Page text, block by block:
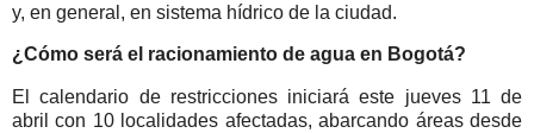
y, en general, en sistema hídrico de la ciudad.
¿Cómo será el racionamiento de agua en Bogotá?
El calendario de restricciones iniciará este jueves 11 de
abril con 10 localidades afectadas, abarcando áreas desde